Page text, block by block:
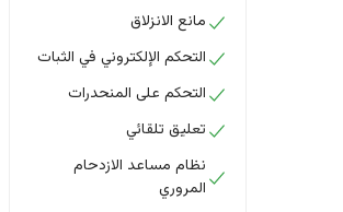
مانع الانزلاق
التحكم الإلكتروني في الثبات
التحكم على المنحدرات
تعليق تلقائي
نظام مساعد الازدحام
المروري